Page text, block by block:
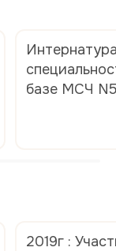
базе МСЧ
2019г :